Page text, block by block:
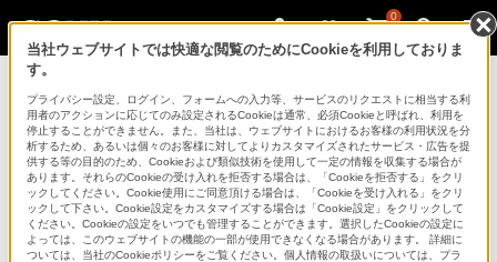
0
MDR-AS41EX
密閉型インナーイヤーレシーバー MDR-AS41EX
当社ウェブサイトでは快適な閲覧のためにCookieを利用しておりま
す。
プライバシー設定、ログイン、フォームへの入力等、サービスのリクエストに相当する利
用者のアクションに応じてのみ設定されるCookieは通常、必須Cookieと呼ばれ、利用を
停止することができません。また、当社は、ウェブサイトにおけるお客様の利用状況を分
析するため、あるいは個々のお客様に対してよりカスタマイズされたサービス・広告を提
供する等の目的のため、Cookieおよび類似技術を使用して一定の情報を収集する場合が
あります。それらのCookieの受け入れを拒否する場合は、「Cookieを拒否する」をクリ
ックしてください。Cookie使用にご同意頂ける場合は、「Cookieを受け入れる」をクリ
ックして下さい。Cookie設定をカスタマイズする場合は「Cookie設定」をクリックして
ください。Cookieの設定をいつでも管理することができます。選択したCookieの設定に
よっては、このウェブサイトの機能の一部が使用できなくなる場合があります。 詳細に
ついては、当社のCookieポリシーをご覧ください。個人情報の取扱いについては、プラ